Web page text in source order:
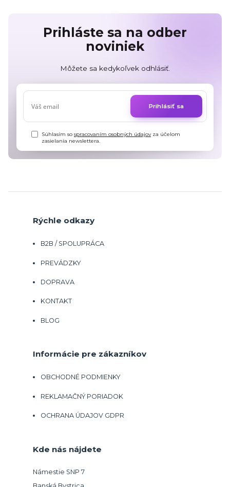
Prihláste sa na odber
noviniek
Môžete sa kedykoľvek odhlásiť.
Prihlásiť sa
Súhlasím sospracovaním osobných údajovza účelom
zasielania newslettera.
Rýchle odkazy
B2B / SPOLUPRÁCA
PREVÁDZKY
DOPRAVA
KONTAKT
BLOG
Informácie pre zákazníkov
OBCHODNÉ PODMIENKY
REKLAMAČNÝ PORIADOK
OCHRANA ÚDAJOV GDPR
Kde nás nájdete
Námestie SNP 7